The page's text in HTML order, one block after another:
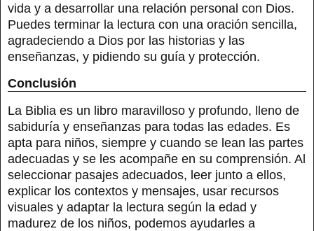
vida y a desarrollar una relación personal con Dios.
Puedes terminar la lectura con una oración sencilla,
agradeciendo a Dios por las historias y las
enseñanzas, y pidiendo su guía y protección.
Conclusión
La Biblia es un libro maravilloso y profundo, lleno de
sabiduría y enseñanzas para todas las edades. Es
apta para niños, siempre y cuando se lean las partes
adecuadas y se les acompañe en su comprensión. Al
seleccionar pasajes adecuados, leer junto a ellos,
explicar los contextos y mensajes, usar recursos
visuales y adaptar la lectura según la edad y
madurez de los niños, podemos ayudarles a